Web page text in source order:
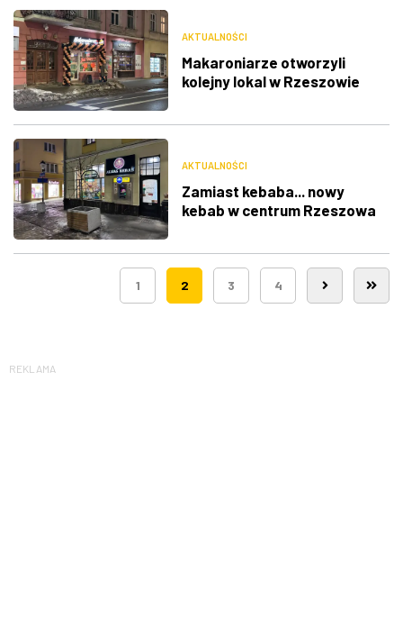
AKTUALNOŚCI
Makaroniarze otworzyli
kolejny lokal w Rzeszowie
AKTUALNOŚCI
Zamiast kebaba... nowy
kebab w centrum Rzeszowa
1 2 3 4
REKLAMA